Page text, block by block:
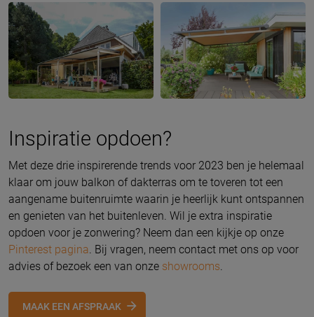
Inspiratie opdoen?
Met deze drie inspirerende trends voor 2023 ben je helemaal
klaar om jouw balkon of dakterras om te toveren tot een
aangename buitenruimte waarin je heerlijk kunt ontspannen
en genieten van het buitenleven. Wil je extra inspiratie
opdoen voor je zonwering? Neem dan een kijkje op onze
Pinterest pagina. Bij vragen, neem contact met ons op voor
advies of bezoek een van onze showrooms.
MAAK EEN AFSPRAAK